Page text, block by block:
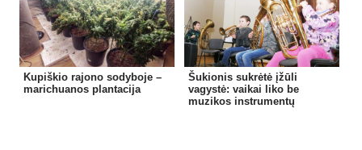
Kupiškio rajono sodyboje –
marichuanos plantacija
Šukionis sukrėtė įžūli
vagystė: vaikai liko be
muzikos instrumentų